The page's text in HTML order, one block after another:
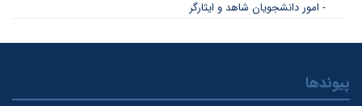
- امور دانشجویان شاهد و ایثارگر
پیوندها